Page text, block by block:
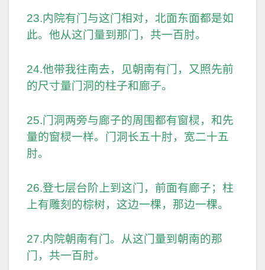
23.内院有门与这门相对，北面东面都是如
此。他从这门量到那门，共一百肘。
24.他带我往南去，见朝南有门，又照先前
的尺寸量门洞的柱子和廊子。
25.门洞两旁与廊子的周围都有窗棂，和先
量的窗棂一样。门洞长五十肘，宽二十五
肘。
26.登七层台阶上到这门，前面有廊子；柱
上有雕刻的棕树，这边一棵，那边一棵。
27.内院朝南有门。从这门量到朝南的那
门，共一百肘。